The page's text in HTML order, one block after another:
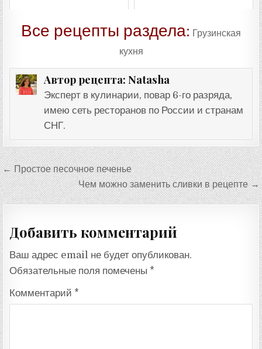
Все рецепты раздела: Грузинская
кухня
Автор рецепта: Natasha
Эксперт в кулинарии, повар 6-го разряда,
имею сеть ресторанов по России и странам
СНГ.
Навигация
по
записям
← Простое песочное печенье
Чем можно заменить сливки в рецепте →
Добавить комментарий
Ваш адрес email не будет опубликован.
Обязательные поля помечены *
Комментарий *